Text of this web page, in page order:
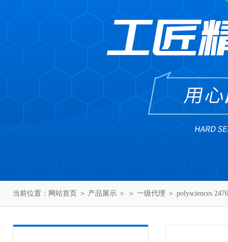
当前位置： 网站首页 ＞ 产品展示 ＞ ＞ 一级代理 ＞ polysciences